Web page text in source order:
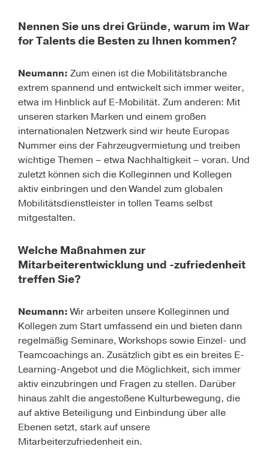
Nennen Sie uns drei Gründe, warum im War
for Talents die Besten zu Ihnen kommen?
Neumann: Zum einen ist die Mobilitätsbranche
extrem spannend und entwickelt sich immer weiter,
etwa im Hinblick auf E-Mobilität. Zum anderen: Mit
unseren starken Marken und einem großen
internationalen Netzwerk sind wir heute Europas
Nummer eins der Fahrzeugvermietung und treiben
wichtige Themen – etwa Nachhaltigkeit – voran. Und
zuletzt können sich die Kolleginnen und Kollegen
aktiv einbringen und den Wandel zum globalen
Mobilitätsdienstleister in tollen Teams selbst
mitgestalten.
Welche Maßnahmen zur
Mitarbeiterentwicklung und -zufriedenheit
treffen Sie?
Neumann:Wir arbeiten unsere Kolleginnen und
Kollegen zum Start umfassend ein und bieten dann
regelmäßig Seminare, Workshops sowie Einzel- und
Teamcoachings an. Zusätzlich gibt es ein breites E-
Learning-Angebot und die Möglichkeit, sich immer
aktiv einzubringen und Fragen zu stellen. Darüber
hinaus zahlt die angestoßene Kulturbewegung, die
auf aktive Beteiligung und Einbindung über alle
Ebenen setzt, stark auf unsere
Mitarbeiterzufriedenheit ein.